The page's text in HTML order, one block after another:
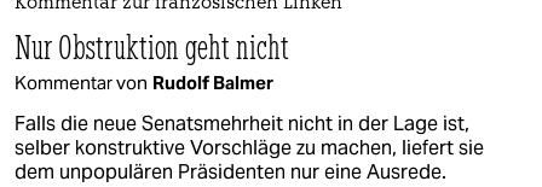
Kommentar zur französischen Linken
Nur Obstruktion geht nicht
Kommentar von Rudolf Balmer
Falls die neue Senatsmehrheit nicht in der Lage ist,
selber konstruktive Vorschläge zu machen, liefert sie
dem unpopulären Präsidenten nur eine Ausrede.